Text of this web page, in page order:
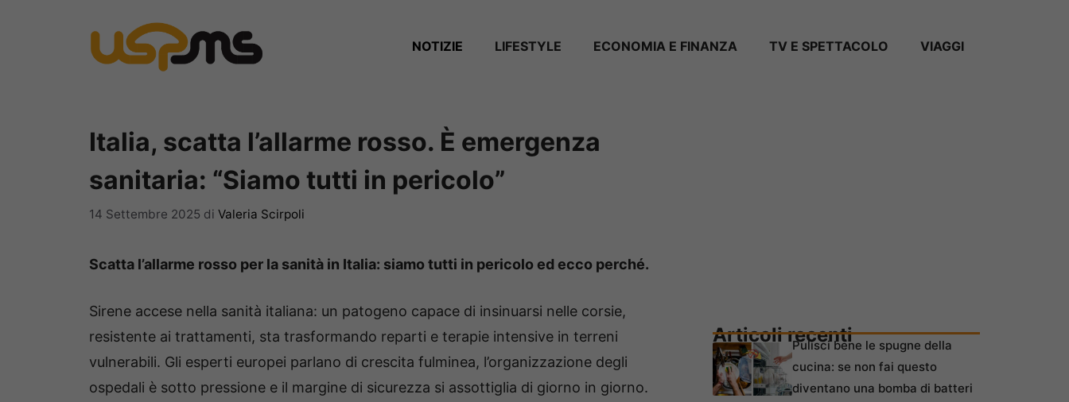
NOTIZIE LIFESTYLE ECONOMIA E FINANZA TV E SPETTACOLO VIAGGI
Italia, scatta l’allarme rosso. È emergenza
sanitaria: “Siamo tutti in pericolo”
14 Settembre 2025 di Valeria Scirpoli
Scatta l’allarme rosso per la sanità in Italia: siamo tutti in pericolo ed ecco perché.
Sirene accese nella sanità italiana: un patogeno capace di insinuarsi nelle corsie,
resistente ai trattamenti, sta trasformando reparti e terapie intensive in terreni
vulnerabili. Gli esperti europei parlano di crescita fulminea, l’organizzazione degli
ospedali è sotto pressione e il margine di sicurezza si assottiglia di giorno in giorno.
Articoli recentiPulisci bene le spugne della
cucina: se non fai questo
diventano una bomba di batteri